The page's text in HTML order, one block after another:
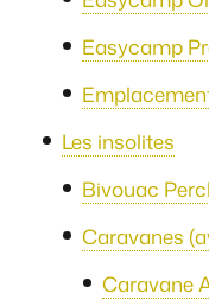
Easycamp
Les insolites
Bivouac
Caravanes
Caravane